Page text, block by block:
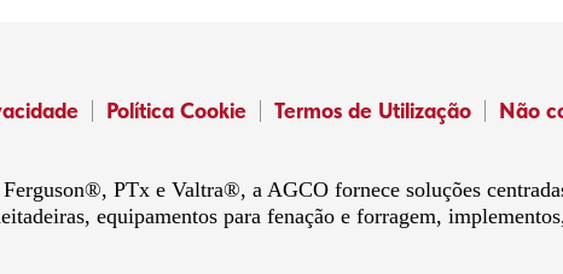
Política Cookie Termos de Utilização Não
PTx e Valtra®, a AGCO fornece soluções
equipamentos para fenação e forragem,